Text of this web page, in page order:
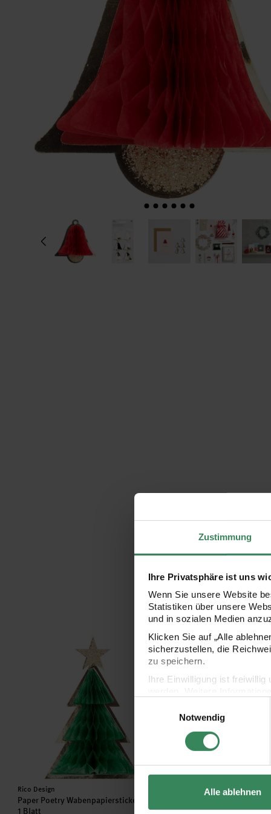
Zustimmung
Ihre Privatsphäre ist uns
Wenn Sie unsere Website
Statistiken über unsere
und in sozialen Medien
Klicken Sie auf „Alle
sicherzustellen, die
zu speichern.
Ihre Einwilligung ist freiwillig
Impressum
Datenschutz
Notwendig
Alle ablehnen
Paper Poetry Wabenpapiersticker Tannen 1 Blatt
Hersteller:
Rico Design
Paper Poetry Wabenpapiersticker Tannen
1 Blatt
Paper Poetry
Hersteller:
Rico Design
1 Blatt